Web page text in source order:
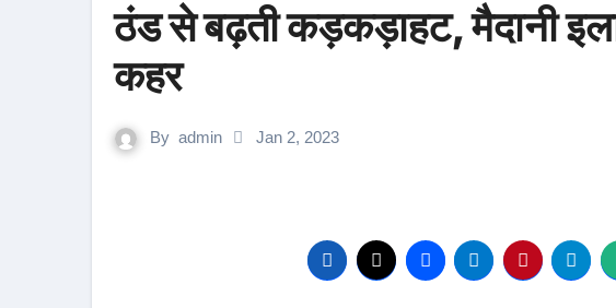
ठंड से बढ़ती कड़कड़ाहट, मैदानी
कहर
By admin Jan 2, 2023